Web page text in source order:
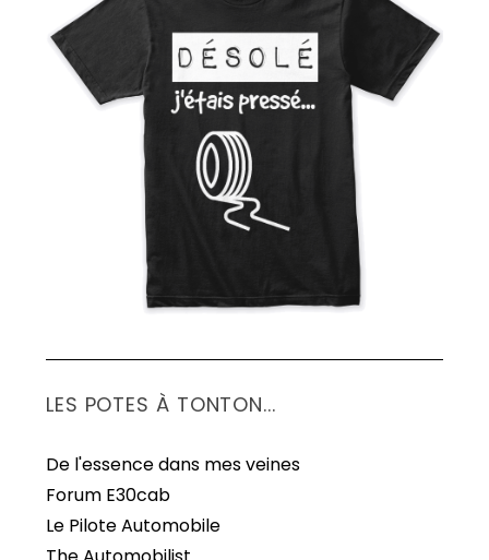
LES POTES À TONTON...
De l'essence dans mes veines
Forum E30cab
Le Pilote Automobile